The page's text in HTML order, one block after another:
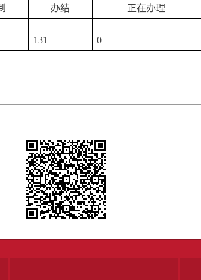
办结 正在办理
131 0